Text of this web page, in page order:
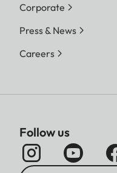
Corporate
Press & News
Careers
Follow us